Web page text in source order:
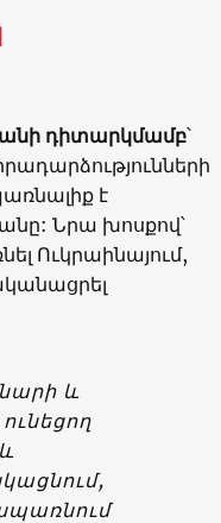
դիտարկմամբ՝
է
Նրա խոսքով՝
Ուկրաինայում,
և